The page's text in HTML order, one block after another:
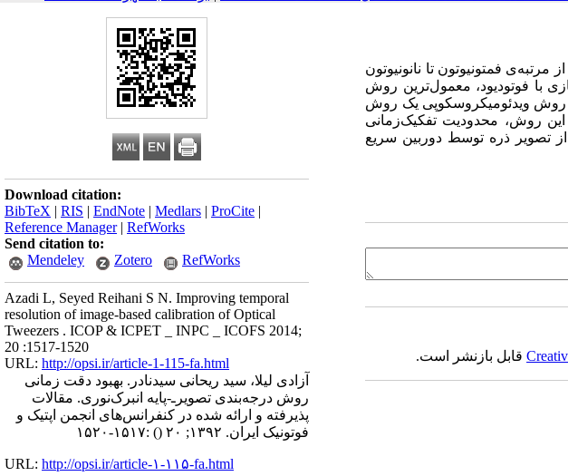
Download citation:
BibTeX | RIS | EndNote | Medlars | ProCite |
Reference Manager| RefWorks
Send citation to:
Mendeley
Zotero RefWorks
Azadi L, Seyed Reihani S N. Improving temporal
resolution of image-based calibration of Optical
Tweezers . ICOP & ICPET _ INPC _ ICOFS 2014;
20 :1517-1520
URL: http://opsi.ir/article-1-115-fa.html
آزادی لیلا، سید ریحانی سیدنادر. بهبود دقت زمانی
روش درجه‌بندی تصویرـ-پایه انبرک‌نوری. مقالات
پذیرفته و ارائه شده در کنفرانس‌های انجمن اپتیک و
فوتونیک ایران. ۱۳۹۲; ۲۰
() :۱۵۱۷-۱۵۲۰
URL: http://opsi.ir/article-۱-۱۱۵-fa.html
فمتونیوتون تا نانونیوتون
با فوتودیود، معمول‌ترین روش
روش ویدئومیکروسکوپی یک روش
روش، محدودیت تفکیک‌زمانی
تصویر ذره توسط دوربین سریع
قابل بازنشر است.